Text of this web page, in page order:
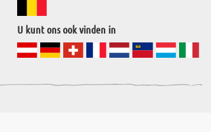
U kunt ons ook vinden in